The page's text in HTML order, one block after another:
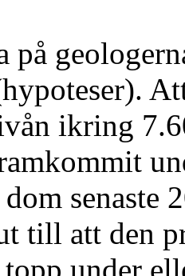
ikring
senaste
till att den